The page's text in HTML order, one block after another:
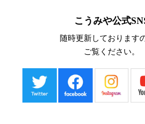
こうみや公式
随時更新しております
ご覧ください。